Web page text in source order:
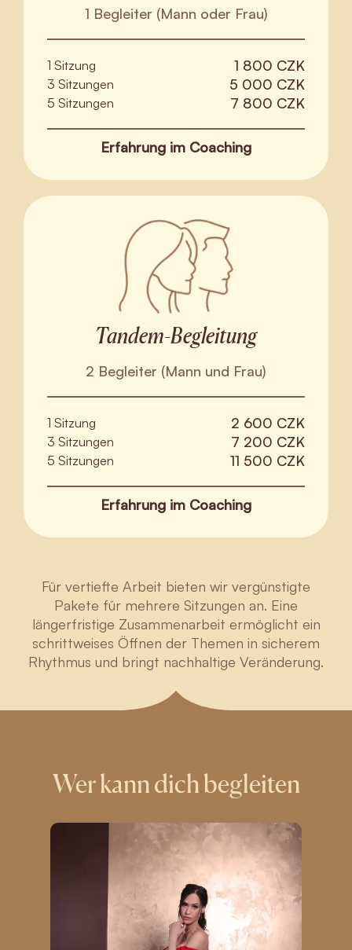
1 Begleiter (Mann oder Frau)
1 Sitzung 1 800 CZK
3 Sitzungen 5 000 CZK
5 Sitzungen 7 800 CZK
Erfahrung im Coaching
Tandem-Begleitung
2 Begleiter (Mann und Frau)
1 Sitzung 2 600 CZK
3 Sitzungen 7 200 CZK
5 Sitzungen 11 500 CZK
Erfahrung im Coaching
Für vertiefte Arbeit bieten wir vergünstigte
Pakete für mehrere Sitzungen an. Eine
längerfristige Zusammenarbeit ermöglicht ein
schrittweises Öffnen der Themen in sicherem
Rhythmus und bringt nachhaltige Veränderung.
Wer kann dich begleiten